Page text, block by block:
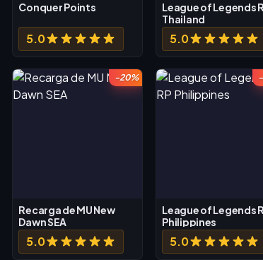
Conquer Points
5.0
League of Legends
Thailand
5.0
-20%
Recarga de MU New
Dawn SEA
5.0
League of Legends
Philippines
5.0